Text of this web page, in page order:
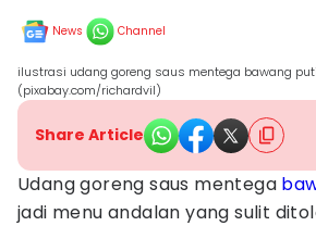
News Channel
ilustrasi udang goreng saus mentega bawang
(pixabay.com/richardvil)
Share Article
Udang goreng saus mentega
jadi menu andalan yang sulit